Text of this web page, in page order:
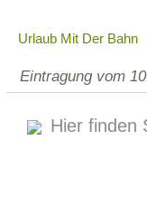
Urlaub Mit Der Bahn
Eintragung vom
Hier finden